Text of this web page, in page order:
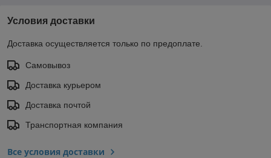
Условия доставки
Доставка осуществляется только по предоплате.
Самовывоз
Доставка курьером
Доставка почтой
Транспортная компания
Все условия доставки